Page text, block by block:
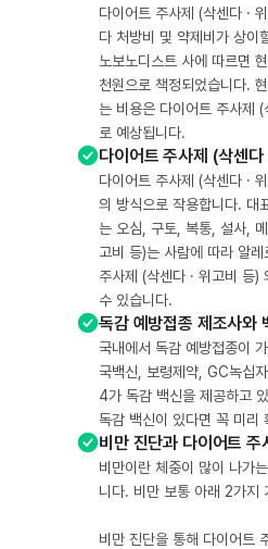
다이어트 주사제 (삭센다 ·
다 처방비 및 약제비가 상이
노보노디스트 사에 따르면
천원으로 책정되었습니다.
는 비용은 다이어트 주사제
로 예상됩니다.
다이어트 주사제 (삭센다
다이어트 주사제 (삭센다 ·
의 방식으로 작용합니다. 대
는 오심, 구토, 복통, 설사,
고비 등)는 사람에 따라 알
주사제 (삭센다 · 위고비 등
수 있습니다.
독감 예방접종 제조사와
국내에서 독감 예방접종이
국백신, 보령제약, GC녹십
4가 독감 백신을 제공하고
독감 백신이 있다면 꼭 미리
비만 진단과 다이어트
비만이란 체중이 많이 나가
니다. 비만 보통 아래 2가지
비만 진단을 통해 다이어트